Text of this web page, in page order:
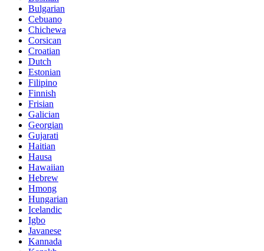
Bulgarian
Cebuano
Chichewa
Corsican
Croatian
Dutch
Estonian
Filipino
Finnish
Frisian
Galician
Georgian
Gujarati
Haitian
Hausa
Hawaiian
Hebrew
Hmong
Hungarian
Icelandic
Igbo
Javanese
Kannada